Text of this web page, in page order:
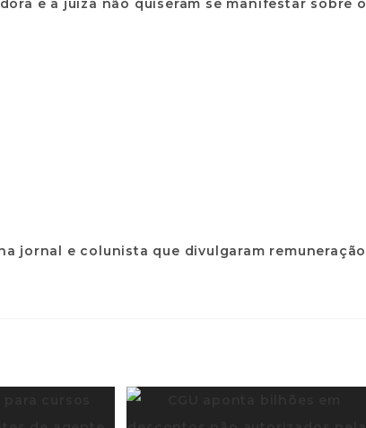
e a juíza não quiseram se manifestar sobre o